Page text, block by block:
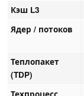
Кэш L3
Ядер / потоков
Теплопакет
(TDP)